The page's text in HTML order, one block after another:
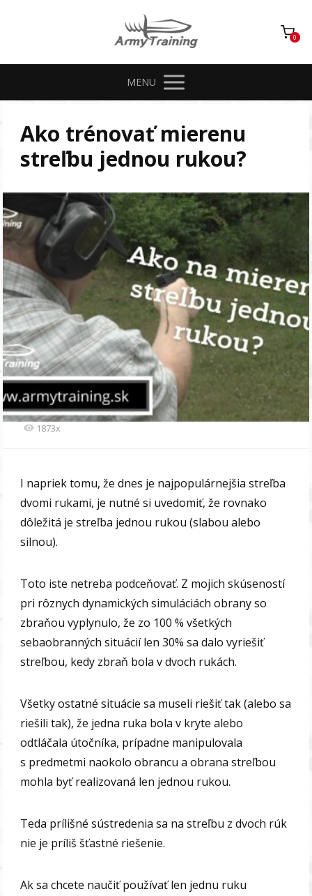
0
MENU
Ako trénovať mierenu
streľbu jednou rukou?
1873x
I napriek tomu, že dnes je najpopulárnejšia streľba
dvomi rukami, je nutné si uvedomiť, že rovnako
dôležitá je streľba jednou rukou (slabou alebo
silnou).
Toto iste netreba podceňovať. Z mojich skúseností
pri rôznych dynamických simuláciách obrany so
zbraňou vyplynulo, že zo 100 % všetkých
sebaobranných situácií len 30% sa dalo vyriešiť
streľbou, kedy zbraň bola v dvoch rukách.
Všetky ostatné situácie sa museli riešiť tak (alebo sa
riešili tak), že jedna ruka bola v kryte alebo
odtláčala útočníka, prípadne manipulovala
s predmetmi naokolo obrancu a obrana streľbou
mohla byť realizovaná len jednou rukou.
Teda prílišné sústredenia sa na streľbu z dvoch rúk
nie je príliš šťastné riešenie.
Ak sa chcete naučiť používať len jednu ruku